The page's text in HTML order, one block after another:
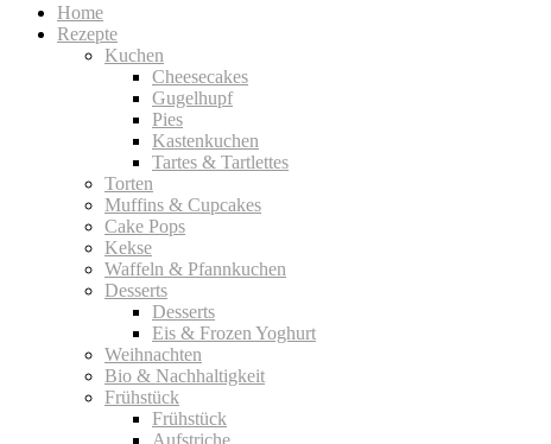
Home
Rezepte
Kuchen
Cheesecakes
Gugelhupf
Pies
Kastenkuchen
Tartes & Tartlettes
Torten
Muffins & Cupcakes
Cake Pops
Kekse
Waffeln & Pfannkuchen
Desserts
Desserts
Eis & Frozen Yoghurt
Weihnachten
Bio & Nachhaltigkeit
Frühstück
Frühstück
Aufstriche